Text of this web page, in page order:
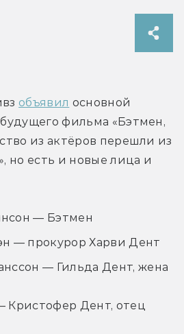
объявил основной
фильма «Бэтмен,
из актёров перешли из
но есть и новые лица и
— Бэтмен
— прокурор Харви Дент
— Гильда Дент, жена
Кристофер Дент, отец